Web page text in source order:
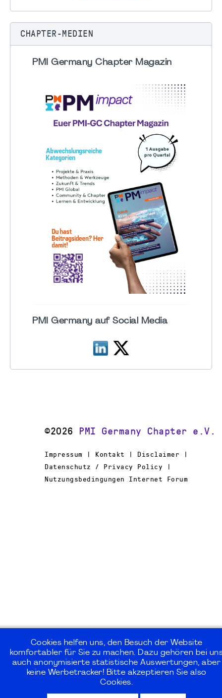
CHAPTER-MEDIEN
PMI Germany Chapter Magazin
PMI Germany auf Social Media
©2026 PMI Germany Chapter e.V.
Impressum | Kontakt | Disclaimer |
Datenschutz / Privacy Policy |
Nutzungsbedingungen Internet Forum
Cookies helfen uns, den Besuch der Website
komfortabler für Sie zu machen. Dazu gehören bei
auch anonymisierte statistische Auswertungen, aber
keine Werbetracker! Bitte akzeptieren Sie also
Cookies.